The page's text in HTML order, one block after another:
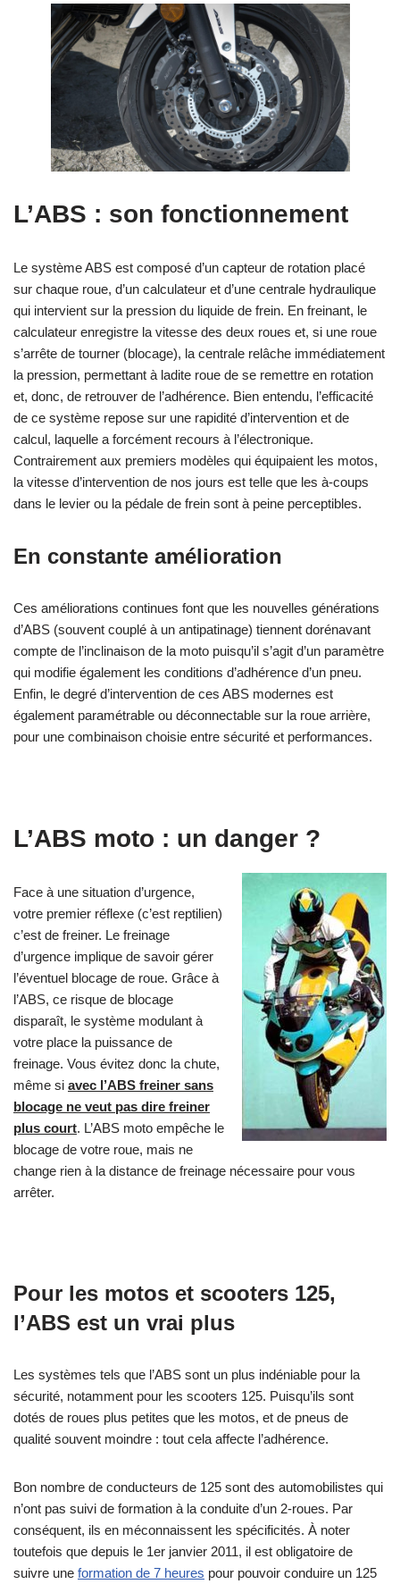
L’ABS : son fonctionnement
Le système ABS est composé d’un capteur de rotation placé
sur chaque roue, d’un calculateur et d’une centrale hydraulique
qui intervient sur la pression du liquide de frein. En freinant, le
calculateur enregistre la vitesse des deux roues et, si une roue
s’arrête de tourner (blocage), la centrale relâche immédiatement
la pression, permettant à ladite roue de se remettre en rotation
et, donc, de retrouver de l’adhérence. Bien entendu, l’efficacité
de ce système repose sur une rapidité d’intervention et de
calcul, laquelle a forcément recours à l’électronique.
Contrairement aux premiers modèles qui équipaient les motos,
la vitesse d’intervention de nos jours est telle que les à-coups
dans le levier ou la pédale de frein sont à peine perceptibles.
En constante amélioration
Ces améliorations continues font que les nouvelles générations
d’ABS (souvent couplé à un antipatinage) tiennent dorénavant
compte de l’inclinaison de la moto puisqu’il s’agit d’un paramètre
qui modifie également les conditions d’adhérence d’un pneu.
Enfin, le degré d’intervention de ces ABS modernes est
également paramétrable ou déconnectable sur la roue arrière,
pour une combinaison choisie entre sécurité et performances.
L’ABS moto : un danger ?
Face à une situation d’urgence,
votre premier réflexe (c’est reptilien)
c’est de freiner. Le freinage
d’urgence implique de savoir gérer
l’éventuel blocage de roue. Grâce à
l’ABS, ce risque de blocage
disparaît, le système modulant à
votre place la puissance de
freinage. Vous évitez donc la chute,
même si avec l’ABS freiner sans
blocage ne veut pas dire freiner
plus court. L’ABS moto empêche le
blocage de votre roue, mais ne
change rien à la distance de freinage nécessaire pour vous
arrêter.
Pour les motos et scooters 125,
l’ABS est un vrai plus
Les systèmes tels que l’ABS sont un plus indéniable pour la
sécurité, notamment pour les scooters 125. Puisqu’ils sont
dotés de roues plus petites que les motos, et de pneus de
qualité souvent moindre : tout cela affecte l’adhérence.
Bon nombre de conducteurs de 125 sont des automobilistes qui
n’ont pas suivi de formation à la conduite d’un 2-roues. Par
conséquent, ils en méconnaissent les spécificités. À noter
toutefois que depuis le 1er janvier 2011, il est obligatoire de
suivre une formation de 7 heures pour pouvoir conduire un 125